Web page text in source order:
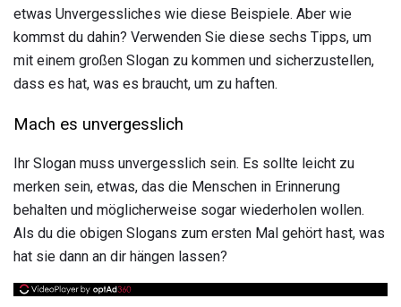
etwas Unvergessliches wie diese Beispiele. Aber wie
kommst du dahin? Verwenden Sie diese sechs Tipps, um
mit einem großen Slogan zu kommen und sicherzustellen,
dass es hat, was es braucht, um zu haften.
Mach es unvergesslich
Ihr Slogan muss unvergesslich sein. Es sollte leicht zu
merken sein, etwas, das die Menschen in Erinnerung
behalten und möglicherweise sogar wiederholen wollen.
Als du die obigen Slogans zum ersten Mal gehört hast, was
hat sie dann an dir hängen lassen?